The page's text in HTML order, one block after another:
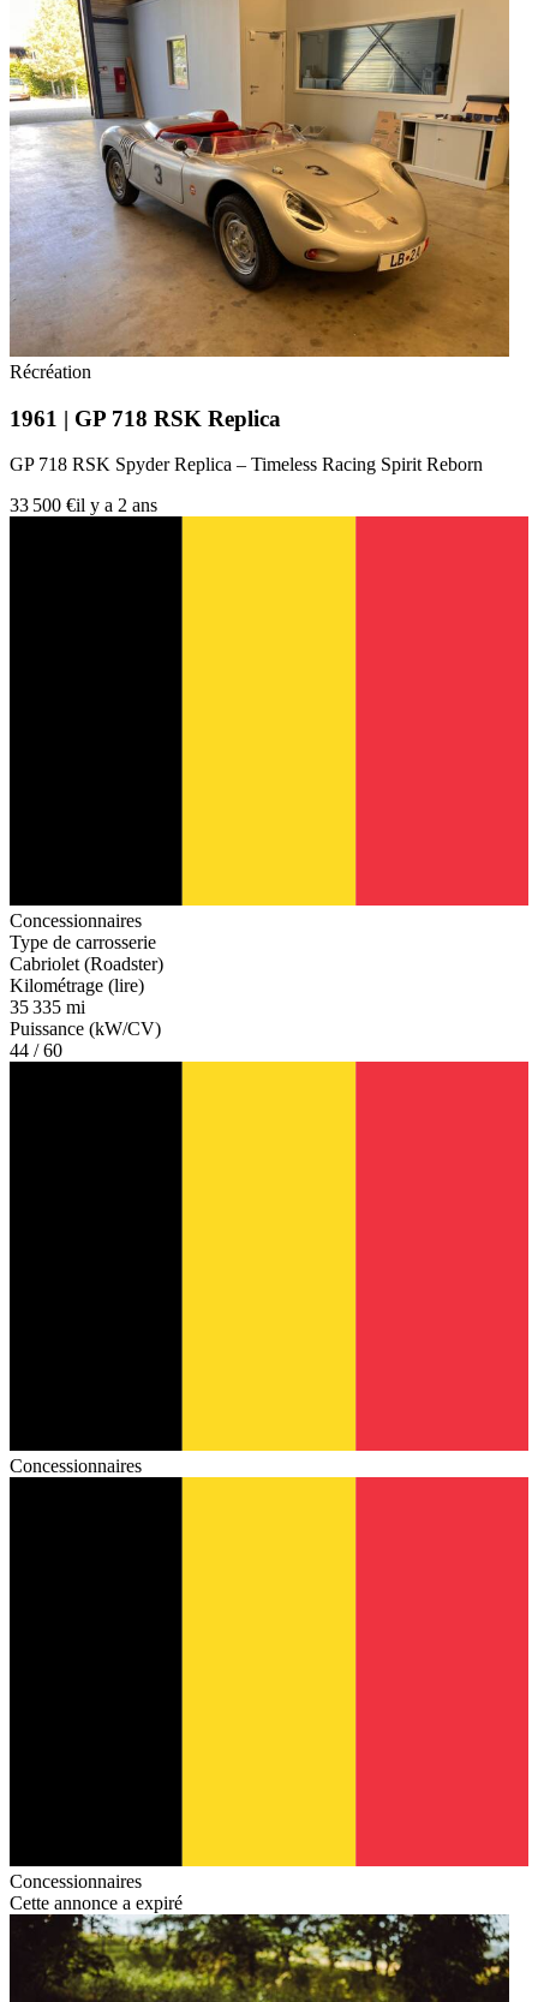
Récréation
1961 | GP 718 RSK Replica
GP 718 RSK Spyder Replica – Timeless Racing Spirit Reborn
33 500 €il y a 2 ans
Concessionnaires
Type de carrosserie
Cabriolet (Roadster)
Kilométrage (lire)
35 335 mi
Puissance (kW/CV)
44 / 60
Concessionnaires
Concessionnaires
Cette annonce a expiré